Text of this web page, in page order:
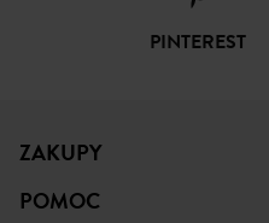
PINTEREST
ZAKUPY
POMOC